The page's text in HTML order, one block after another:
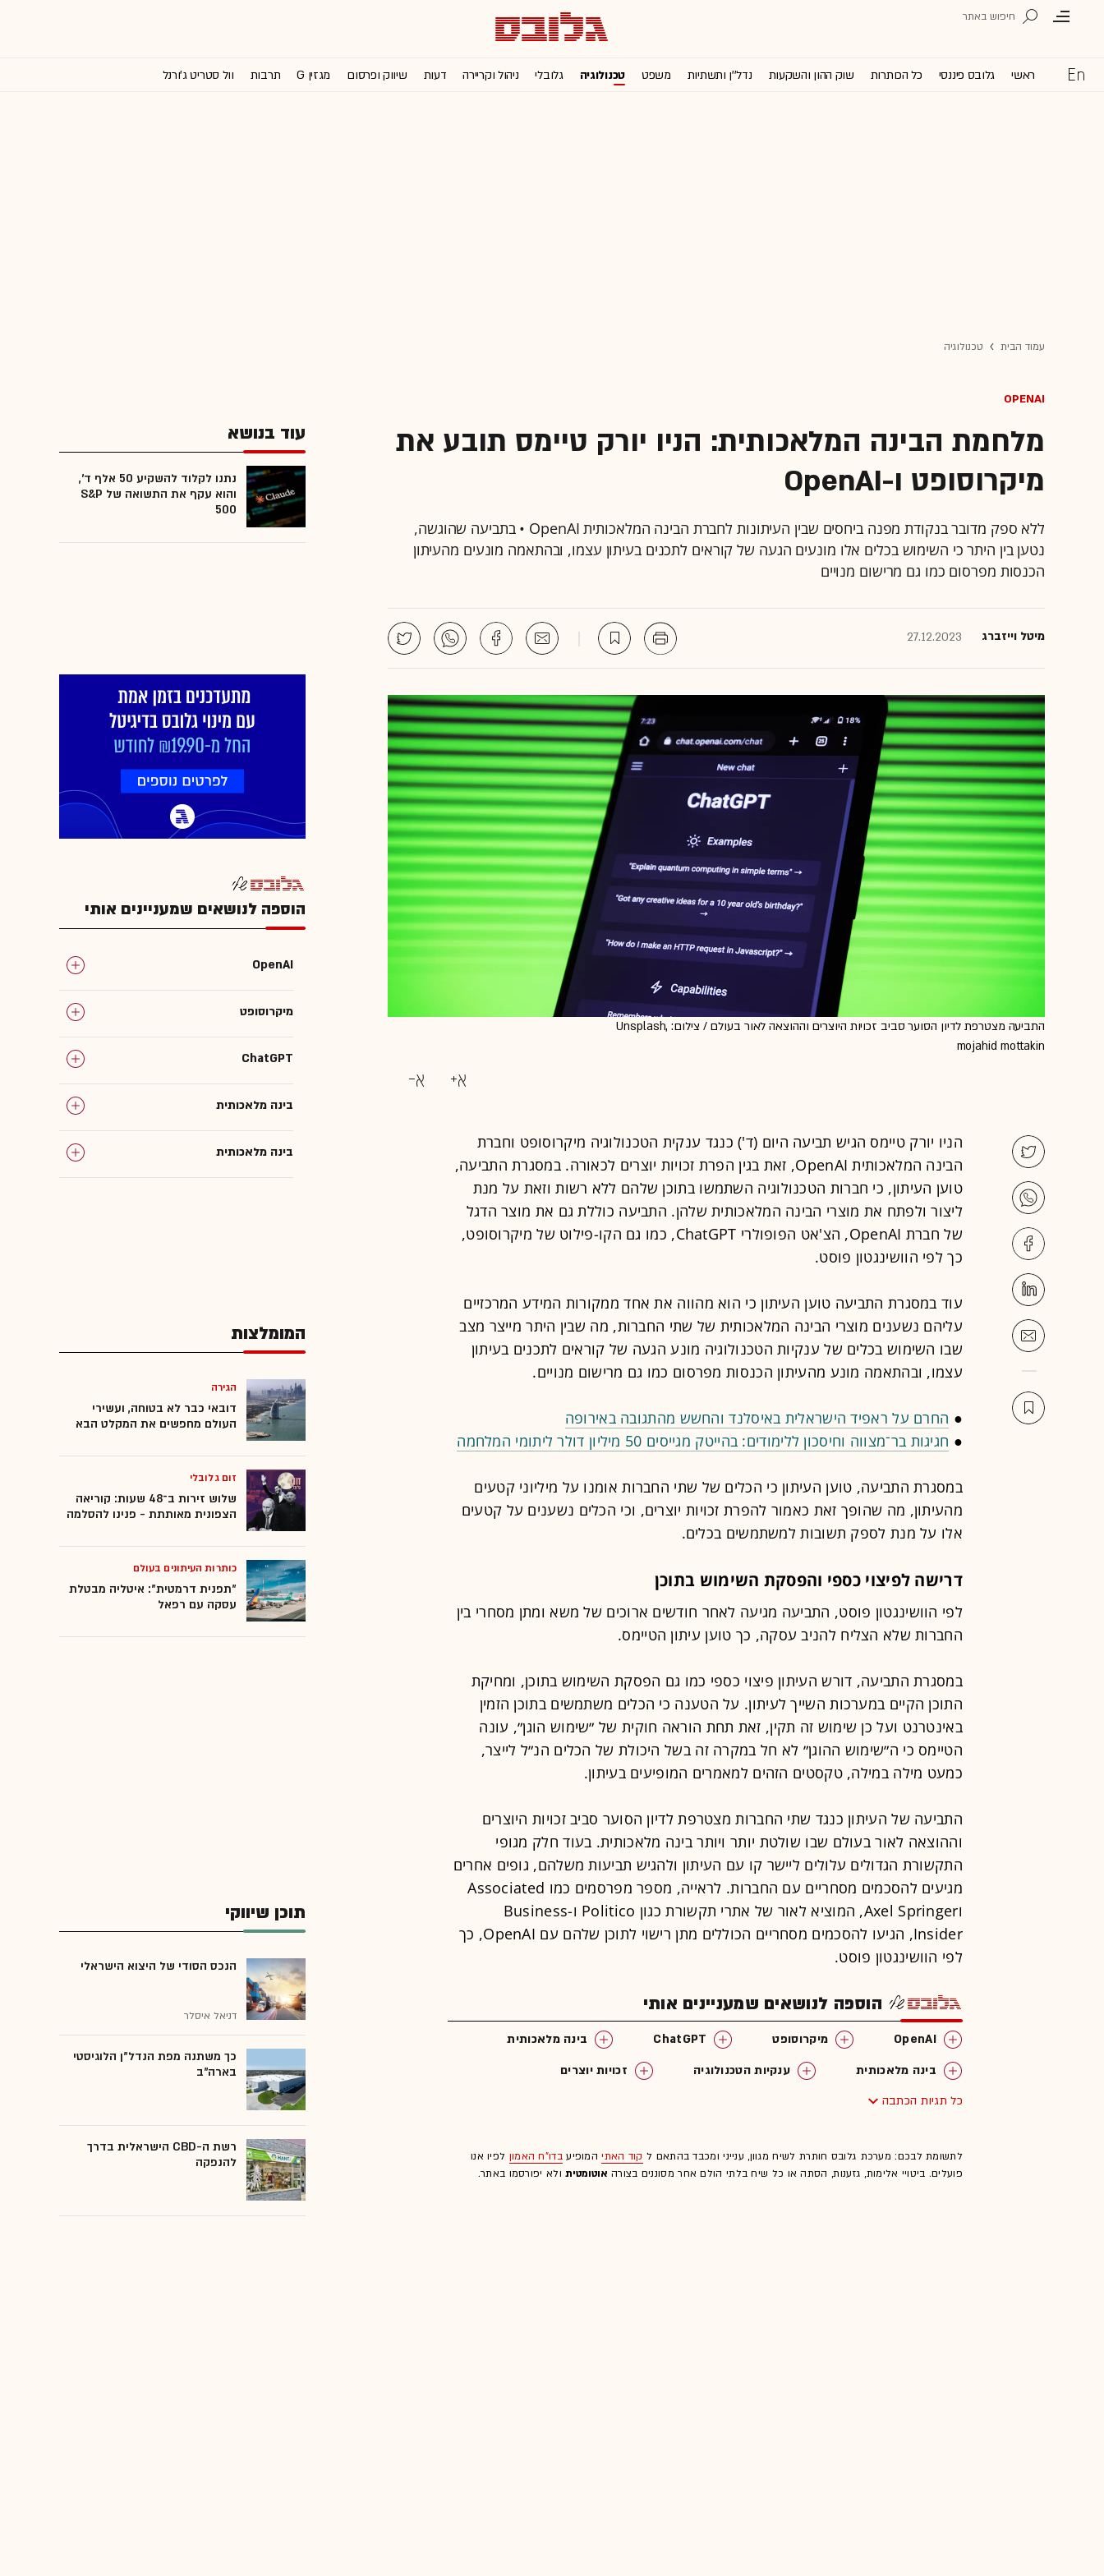
ראשי גלובס פיננסי כל הכותרות שוק ההון והשקעות נדל''ן ותשתיות משפט טכנולוגיה גלובלי ניהול וקריירה דעות שיווק ופרסום מגזין G תרבות וול סטריט ג'ורנל
עמוד הבית טכנולוגיה
OpenAI
מלחמת הבינה המלאכותית: הניו יורק טיימס תובע את
מיקרוסופט ו-OpenAI
ללא ספק מדובר בנקודת מפנה ביחסים שבין העיתונות לחברת הבינה המלאכותית OpenAI • בתביעה שהוגשה,
נטען בין היתר כי השימוש בכלים אלו מונעים הגעה של קוראים לתכנים בעיתון עצמו, ובהתאמה מונעים מהעיתון
הכנסות מפרסום כמו גם מרישום מנויים
מיטל וייזברג 27.12.2023
התביעה מצטרפת לדיון הסוער סביב זכויות היוצרים וההוצאה לאור בעולם / צילום: Unsplash,
mojahid mottakin
הניו יורק טיימס הגיש תביעה היום (ד') כנגד ענקית הטכנולוגיה מיקרוסופט וחברת
הבינה המלאכותית OpenAI, זאת בגין הפרת זכויות יוצרים לכאורה. במסגרת התביעה,
טוען העיתון, כי חברות הטכנולוגיה השתמשו בתוכן שלהם ללא רשות וזאת על מנת
ליצור ולפתח את מוצרי הבינה המלאכותית שלהן. התביעה כוללת גם את מוצר הדגל
של חברת OpenAI, הצ'אט הפופולרי ChatGPT, כמו גם הקו-פילוט של מיקרוסופט,
כך לפי הוושינגטון פוסט.
עוד במסגרת התביעה טוען העיתון כי הוא מהווה את אחד ממקורות המידע המרכזיים
עליהם נשענים מוצרי הבינה המלאכותית של שתי החברות, מה שבין היתר מייצר מצב
שבו השימוש בכלים של ענקיות הטכנולוגיה מונע הגעה של קוראים לתכנים בעיתון
עצמו, ובהתאמה מונע מהעיתון הכנסות מפרסום כמו גם מרישום מנויים.
● החרם על ראפיד הישראלית באיסלנד והחשש מהתגובה באירופה
● חגיגות בר־מצווה וחיסכון ללימודים: בהייטק מגייסים 50 מיליון דולר ליתומי המלחמה
במסגרת התביעה, טוען העיתון כי הכלים של שתי החברות אומנו על מיליוני קטעים
מהעיתון, מה שהופך זאת כאמור להפרת זכויות יוצרים, וכי הכלים נשענים על קטעים
אלו על מנת לספק תשובות למשתמשים בכלים.
דרישה לפיצוי כספי והפסקת השימוש בתוכן
לפי הוושינגטון פוסט, התביעה מגיעה לאחר חודשים ארוכים של משא ומתן מסחרי בין
החברות שלא הצליח להניב עסקה, כך טוען עיתון הטיימס.
במסגרת התביעה, דורש העיתון פיצוי כספי כמו גם הפסקת השימוש בתוכן, ומחיקת
התוכן הקיים במערכות השייך לעיתון. על הטענה כי הכלים משתמשים בתוכן הזמין
באינטרנט ועל כן שימוש זה תקין, זאת תחת הוראה חוקית של ״שימוש הוגן״, עונה
הטיימס כי ה״שימוש ההוגן״ לא חל במקרה זה בשל היכולת של הכלים הנ״ל לייצר,
כמעט מילה במילה, טקסטים הזהים למאמרים המופיעים בעיתון.
התביעה של העיתון כנגד שתי החברות מצטרפת לדיון הסוער סביב זכויות היוצרים
וההוצאה לאור בעולם שבו שולטת יותר ויותר בינה מלאכותית. בעוד חלק מגופי
התקשורת הגדולים עלולים ליישר קו עם העיתון ולהגיש תביעות משלהם, גופים אחרים
מגיעים להסכמים מסחריים עם החברות. לראייה, מספר מפרסמים כמו Associated
וAxel Springer, המוציא לאור של אתרי תקשורת כגון Politico ו-Business
Insider, הגיעו להסכמים מסחריים הכוללים מתן רישוי לתוכן שלהם עם OpenAI, כך
לפי הוושינגטון פוסט.
הוספה לנושאים שמעניינים אותי
OpenAI מיקרוסופט ChatGPT
בינה מלאכותית
בינה מלאכותית
ענקיות הטכנולוגיה
זכויות יוצרים
כל תגיות הכתבה
לתשומת לבכם: מערכת גלובס חותרת לשיח מגוון, ענייני ומכבד בהתאם ל קוד האתיהמופיעבדו"ח האמון לפיו אנו
פועלים. ביטויי אלימות, גזענות, הסתה או כל שיח בלתי הולם אחר מסוננים בצורה אוטומטיתולא יפורסמו באתר.
עוד בנושא
נתנו לקלוד להשקיע 50 אלף ד',
והוא עקף את התשואה של S&P
500
הוספה לנושאים שמעניינים אותי
OpenAI
מיקרוסופט
ChatGPT
בינה מלאכותית
בינה מלאכותית
המומלצות
הגירה
דובאי כבר לא בטוחה, ועשירי
העולם מחפשים את המקלט הבא
זום גלובלי
שלוש זירות ב־48 שעות: קוריאה
הצפונית מאותתת - פנינו להסלמה
כותרות העיתונים בעולם
"תפנית דרמטית": איטליה מבטלת
עסקה עם רפאל
תוכן שיווקי
הנכס הסודי של היצוא הישראלי
דניאל איסלר
כך משתנה מפת הנדל"ן הלוגיסטי
בארה"ב
רשת ה-CBD הישראלית בדרך
להנפקה